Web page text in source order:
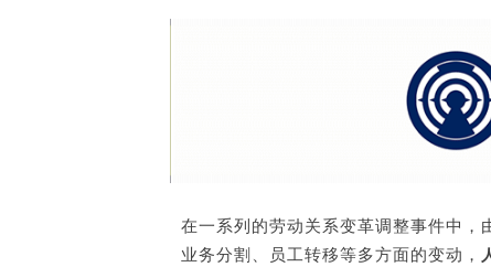
在一系列的劳动关系变革调整事件中，
业务分割、员工转移等多方面的变动，